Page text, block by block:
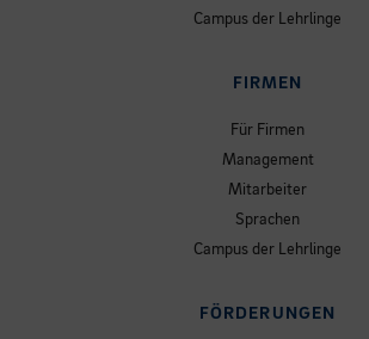
Campus der Lehrlinge
FIRMEN
Für Firmen
Management
Mitarbeiter
Sprachen
Campus der Lehrlinge
FÖRDERUNGEN